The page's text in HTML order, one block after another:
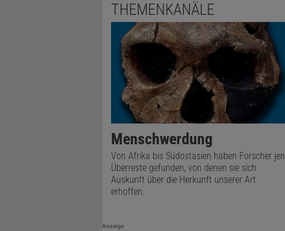
© ELENA Y. PAVLOVA, ARCTIC AND ANTARCTIC
Suche nach den
russische Forscher die Reste
Nicht alle
Fluss Jana
THEMENKANÄLE
Menschwerdung
Von Afrika bis Südostasien haben Forscher
Überreste gefunden, von denen sie sich
Auskunft über die Herkunft unserer Art
erhoffen.
Anzeige